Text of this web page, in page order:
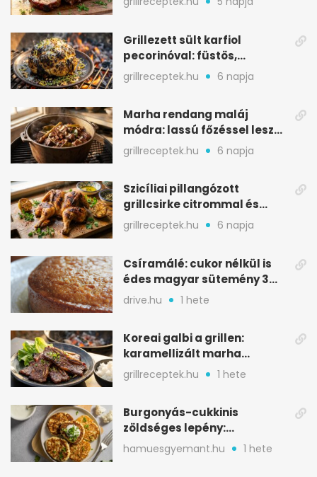
Grillezett sült karfiol
pecorinóval: füstös,
karamellizált nyári kedvenc
grillreceptek.hu 6 napja
Marha rendang maláj
módra: lassú főzéssel lesz
igazán szaftos
grillreceptek.hu 6 napja
Szicíliai pillangózott
grillcsirke citrommal és
oregánóval
grillreceptek.hu 6 napja
Csíramálé: cukor nélkül is
édes magyar sütemény 3
alapanyagból
drive.hu 1 hete
Koreai galbi a grillen:
karamellizált marha
rövidborda gyorsan
grillreceptek.hu 1 hete
Burgonyás-cukkinis
zöldséges lepény:
aranybarna, szaftos, hús
nélkül is
hamuesgyemant.hu 1 hete